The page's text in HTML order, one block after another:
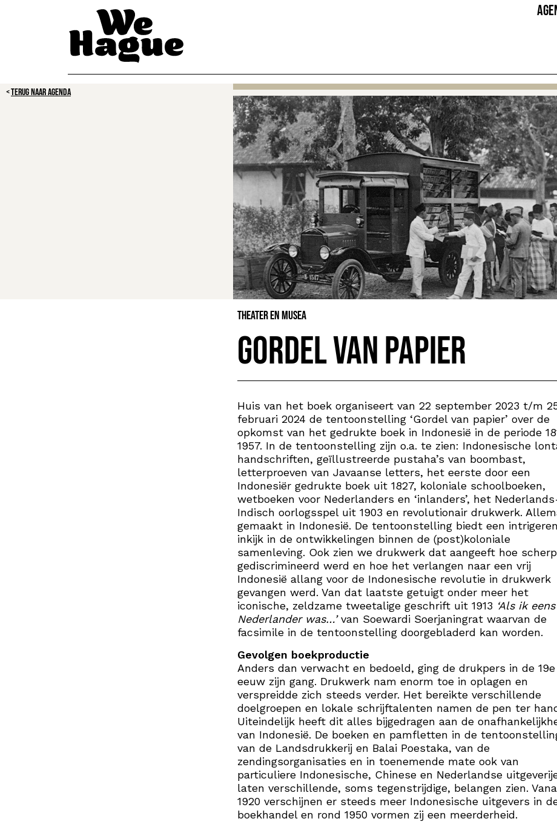
TERUG NAAR AGENDA
Theater en Musea
Gordel van papier
Huis van het boek organiseert van 22 september 2023 t/m
februari 2024 de tentoonstelling ‘Gordel van papier’ over de
opkomst van het gedrukte boek in Indonesië in de periode
1957. In de tentoonstelling zijn o.a. te zien: Indonesische
handschriften, geïllustreerde pustaha’s van boombast,
letterproeven van Javaanse letters, het eerste door een
Indonesiër gedrukte boek uit 1827, koloniale schoolboeken,
wetboeken voor Nederlanders en ‘inlanders’, het
Indisch oorlogsspel uit 1903 en revolutionair drukwerk.
gemaakt in Indonesië. De tentoonstelling biedt een
inkijk in de ontwikkelingen binnen de (post)koloniale
samenleving. Ook zien we drukwerk dat aangeeft hoe
gediscrimineerd werd en hoe het verlangen naar een vrij
Indonesië allang voor de Indonesische revolutie in drukwerk
gevangen werd. Van dat laatste getuigt onder meer het
iconische, zeldzame tweetalige geschrift uit 1913 ‘Als ik eens
Nederlander was…’van Soewardi Soerjaningrat waarvan de
facsimile in de tentoonstelling doorgebladerd kan worden.
Gevolgen boekproductie
Anders dan verwacht en bedoeld, ging de drukpers in de 19e
eeuw zijn gang. Drukwerk nam enorm toe in oplagen en
verspreidde zich steeds verder. Het bereikte verschillende
doelgroepen en lokale schrijftalenten namen de pen ter
Uiteindelijk heeft dit alles bijgedragen aan de
van Indonesië. De boeken en pamfletten in de
van de Landsdrukkerij en Balai Poestaka, van de
zendingsorganisaties en in toenemende mate ook van
particuliere Indonesische, Chinese en Nederlandse
laten verschillende, soms tegenstrijdige, belangen zien.
1920 verschijnen er steeds meer Indonesische uitgevers in
boekhandel en rond 1950 vormen zij een meerderheid.